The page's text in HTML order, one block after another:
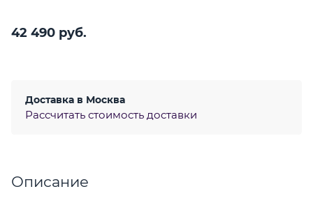
42 490 руб.
Доставка в Москва
Рассчитать стоимость доставки
Описание